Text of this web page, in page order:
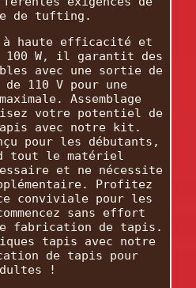
de tufting.
à haute efficacité et
100 W, il garantit des
avec une sortie de
110 V pour une
Assemblage
votre potentiel de
avec notre kit.
pour les débutants,
tout le matériel
et ne nécessite
Profitez
conviviale pour les
sans effort
fabrication de tapis.
tapis avec notre
de tapis pour
!